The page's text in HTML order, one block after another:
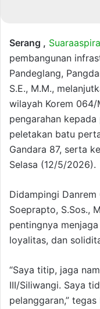
Serang ,
pembangunan
Pandeglang,
S.E., M.M.,
wilayah Korem
pengarahan
peletakan batu
Gandara 87, serta
Selasa (12/5/2026).
Didampingi
Soeprapto, S.Sos.,
pentingnya
loyalitas, dan
“Saya titip, jaga
III/Siliwangi. Saya
pelanggaran,”